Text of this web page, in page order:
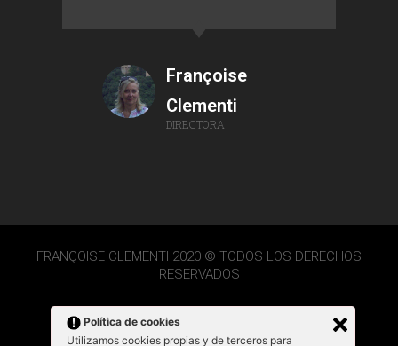
Política de cookies
Utilizamos cookies propias y de terceros para
Françoise
Clementi
DIRECTORA
FRANÇOISE CLEMENTI 2020 © TODOS LOS DERECHOS
RESERVADOS